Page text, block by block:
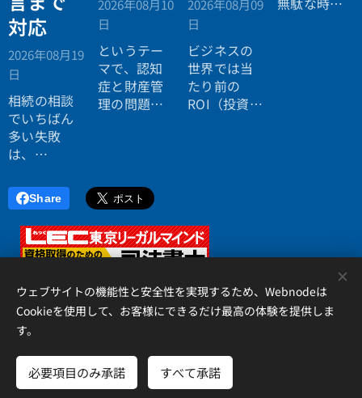
対応
2026年08月19
日
相続の相談
でいちばん
多い失敗
は、
行ったら登
記の話がで
きず、司法
書士に行っ
たら税金が
い」ことで
す。
2026年08月10
日
というテー
マで、認知
症と財産管
理の問題に
2026年08月09
日
ビジネスの
世界では当
たり前の
ROI（投資対
Share
アイリス国際司法書士・行政書士事務所、 香川県高松市錦町２丁
目１３番７号 松岡ビル２Ｆ 、087-873-2653
Cookie
ウェブサイトの機能性と安全性を実現するため、Webnodeは
Cookieを使用して、お客様にできるだけ最高の体験を提供しま
す。
必要項目のみ承諾 すべて承諾